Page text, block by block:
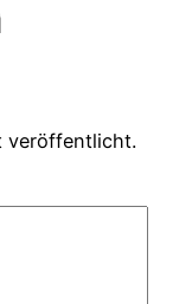
veröffentlicht.